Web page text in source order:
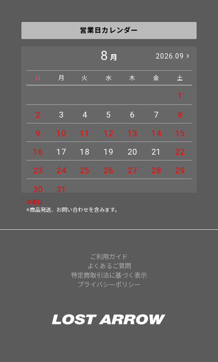
営業日カレンダー
8 月 2026.09
日 月 火 水 木 金 土
1
2
3 4 5 6 7
8
9
10 11 12 13 14
15
16
17 18 19 20 21
22
23
24 25 26 27 28
29
30
31
休業日
※商品発送、お問い合わせを含みます。
ご利用ガイド
よくあるご質問
特定商取引法に基づく表示
プライバシーポリシー